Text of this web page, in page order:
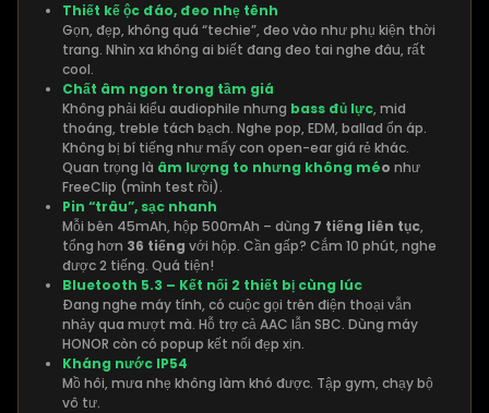
Thiết kế ộc đáo, đeo nhẹ tênh
Gọn, đẹp, không quá “techie”, đeo vào như phụ kiện thời
trang. Nhìn xa không ai biết đang đeo tai nghe đâu, rất
cool.
Chất âm ngon trong tầm giá
Không phải kiểu audiophile nhưng bass đủ lực, mid
thoáng, treble tách bạch. Nghe pop, EDM, ballad ổn áp.
Không bị bí tiếng như mấy con open-ear giá rẻ khác.
Quan trọng là âm lượng to nhưng không méo như
FreeClip (mình test rồi).
Pin “trâu”, sạc nhanh
Mỗi bên 45mAh, hộp 500mAh – dùng 7 tiếng liên tục,
tổng hơn 36 tiếng với hộp. Cần gấp? Cắm 10 phút, nghe
được 2 tiếng. Quá tiện!
Bluetooth 5.3 – Kết nối 2 thiết bị cùng lúc
Đang nghe máy tính, có cuộc gọi trên điện thoại vẫn
nhảy qua mượt mà. Hỗ trợ cả AAC lẫn SBC. Dùng máy
HONOR còn có popup kết nối đẹp xịn.
Kháng nước IP54
Mồ hôi, mưa nhẹ không làm khó được. Tập gym, chạy bộ
vô tư.